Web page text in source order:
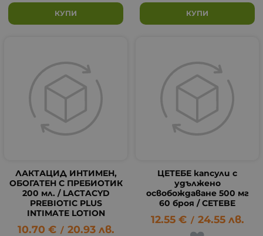
КУПИ КУПИ
ЛАКТАЦИД ИНТИМЕН,
ОБОГАТЕН С ПРЕБИОТИК
200 мл. / LACTACYD
PREBIOTIC PLUS
INTIMATE LOTION
10.70 € / 20.93 лв.
ЦЕТЕБЕ капсули с
удължено
освобождаване 500 мг
60 броя / CETEBE
12.55 € / 24.55 лв.